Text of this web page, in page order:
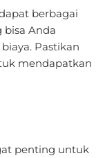
berbagai
Anda
Pastikan
mendapatkan
penting untuk